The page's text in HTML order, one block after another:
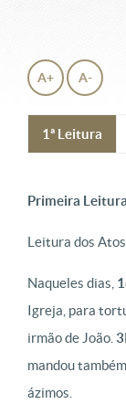
A+ A-
1ª Leitura
Primeira
Leitura dos
Naqueles dias, 1
Igreja, para
irmão de João. 3
mandou
ázimos.